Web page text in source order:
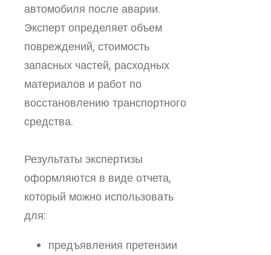
автомобиля после аварии.
Эксперт определяет объем
повреждений, стоимость
запасных частей, расходных
материалов и работ по
восстановлению транспортного
средства.
Результаты экспертизы
оформляются в виде отчета,
который можно использовать
для:
предъявления претензии